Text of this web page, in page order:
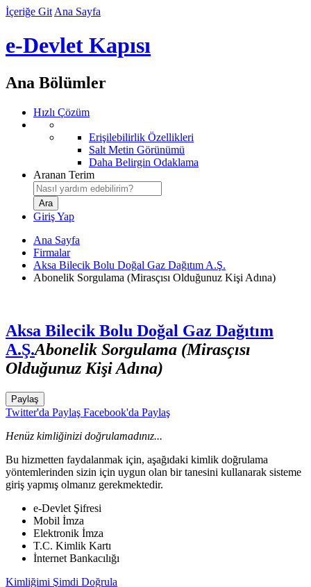
İçeriğe Git Ana Sayfa
e-Devlet Kapısı
Ana Bölümler
Hızlı Çözüm
Erişilebilirlik Özellikleri
Salt Metin Görünümü
Daha Belirgin Odaklama
Aranan Terim
Giriş Yap
Ana Sayfa
Firmalar
Aksa Bilecik Bolu Doğal Gaz Dağıtım A.Ş.
Abonelik Sorgulama (Mirasçısı Olduğunuz Kişi Adına)
Aksa Bilecik Bolu Doğal Gaz Dağıtım
A.Ş.Abonelik Sorgulama (Mirasçısı
Olduğunuz Kişi Adına)
Paylaş
Twitter'da Paylaş Facebook'da Paylaş
Henüz kimliğinizi doğrulamadınız...
Bu hizmetten faydalanmak için, aşağıdaki kimlik doğrulama
yöntemlerinden sizin için uygun olan bir tanesini kullanarak sisteme
giriş yapmış olmanız gerekmektedir.
e-Devlet Şifresi
Mobil İmza
Elektronik İmza
T.C. Kimlik Kartı
İnternet Bankacılığı
Kimliğimi Şimdi Doğrula